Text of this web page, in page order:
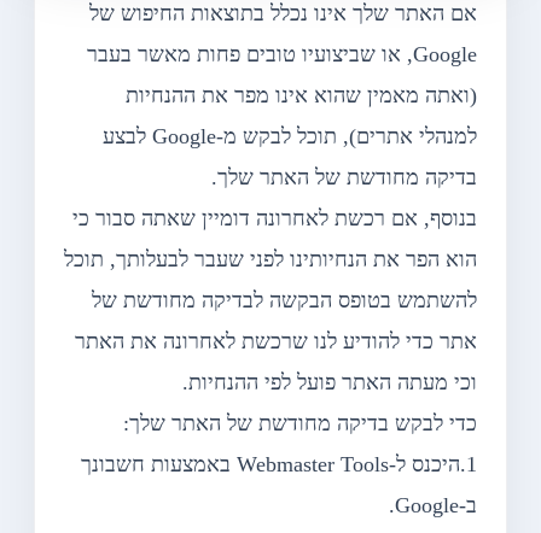
אם האתר שלך אינו נכלל בתוצאות החיפוש של
Google, או שביצועיו טובים פחות מאשר בעבר
(ואתה מאמין שהוא אינו מפר את ההנחיות
למנהלי אתרים), תוכל לבקש מ-Google לבצע
בדיקה מחודשת של האתר שלך.
בנוסף, אם רכשת לאחרונה דומיין שאתה סבור כי
הוא הפר את הנחיותינו לפני שעבר לבעלותך, תוכל
להשתמש בטופס הבקשה לבדיקה מחודשת של
אתר כדי להודיע לנו שרכשת לאחרונה את האתר
וכי מעתה האתר פועל לפי ההנחיות.
כדי לבקש בדיקה מחודשת של האתר שלך:
1.היכנס ל-Webmaster Tools באמצעות חשבונך
ב-Google.